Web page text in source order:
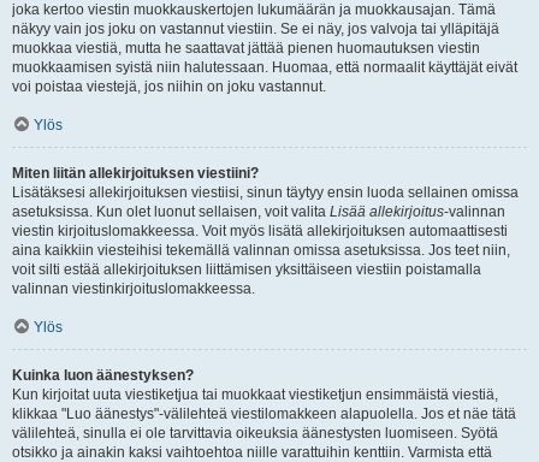
joka kertoo viestin muokkauskertojen lukumäärän ja muokkausajan. Tämä
näkyy vain jos joku on vastannut viestiin. Se ei näy, jos valvoja tai ylläpitäjä
muokkaa viestiä, mutta he saattavat jättää pienen huomautuksen viestin
muokkaamisen syistä niin halutessaan. Huomaa, että normaalit käyttäjät eivät
voi poistaa viestejä, jos niihin on joku vastannut.
Ylös
Miten liitän allekirjoituksen viestiini?
Lisätäksesi allekirjoituksen viestiisi, sinun täytyy ensin luoda sellainen omissa
asetuksissa. Kun olet luonut sellaisen, voit valita Lisää allekirjoitus-valinnan
viestin kirjoituslomakkeessa. Voit myös lisätä allekirjoituksen automaattisesti
aina kaikkiin viesteihisi tekemällä valinnan omissa asetuksissa. Jos teet niin,
voit silti estää allekirjoituksen liittämisen yksittäiseen viestiin poistamalla
valinnan viestinkirjoituslomakkeessa.
Ylös
Kuinka luon äänestyksen?
Kun kirjoitat uuta viestiketjua tai muokkaat viestiketjun ensimmäistä viestiä,
klikkaa "Luo äänestys"-välilehteä viestilomakkeen alapuolella. Jos et näe tätä
välilehteä, sinulla ei ole tarvittavia oikeuksia äänestysten luomiseen. Syötä
otsikko ja ainakin kaksi vaihtoehtoa niille varattuihin kenttiin. Varmista että